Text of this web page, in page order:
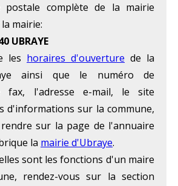
postale complète de la mairie
mairie:
UBRAYE
les horaires d'ouverture de la
ainsi que le numéro de
fax, l'adresse e-mail, le site
d'informations sur la commune,
sur la page de l'annuaire
la mairie d'Ubraye.
sont les fonctions d'un maire
rendez-vous sur la section